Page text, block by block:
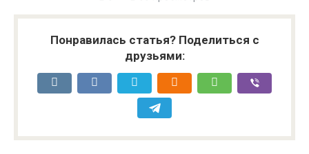
Понравилась статья? Поделиться с
друзьями: